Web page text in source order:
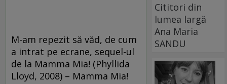
M-am repezit să văd, de cum
a intrat pe ecrane, sequel-ul
de la Mamma Mia! (Phyllida
Lloyd, 2008) – Mamma Mia!
Cititori din
lumea largă
Ana Maria
SANDU